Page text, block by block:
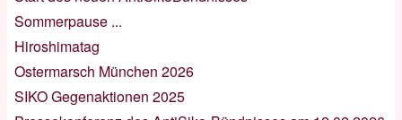
Sommerpause ...
Hiroshimatag
Ostermarsch München 2026
SIKO Gegenaktionen 2025